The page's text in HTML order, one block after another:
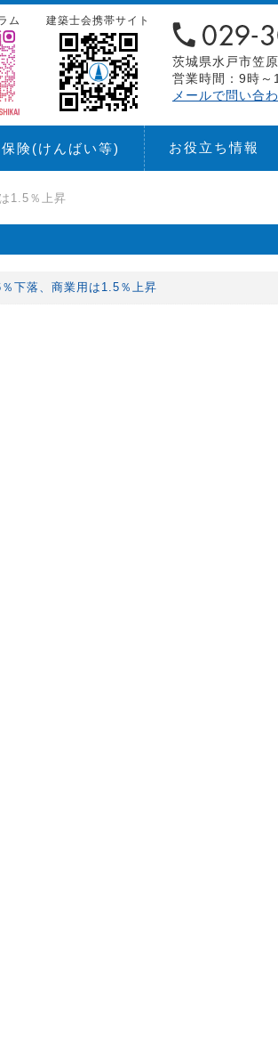
茨城県水戸市笠
営業時間：9時～
メールで問い合
建築士会携帯サイト
ム
険(けんばい等) お役立ち情報
1.5％上昇
下落、商業用は1.5％上昇